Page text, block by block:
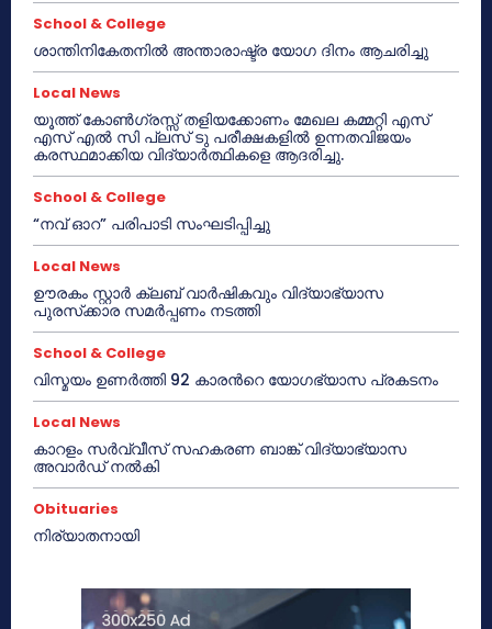
School & College
ശാന്തിനികേതനിൽ അന്താരാഷ്ട്ര യോഗ ദിനം ആചരിച്ചു
Local News
യൂത്ത് കോൺഗ്രസ്സ് തളിയക്കോണം മേഖല കമ്മറ്റി എസ്
എസ് എൽ സി പ്ലസ് ടു പരീക്ഷകളിൽ ഉന്നതവിജയം
കരസ്ഥമാക്കിയ വിദ്യാർത്ഥികളെ ആദരിച്ചു.
School & College
“നവ് ഓറ” പരിപാടി സംഘടിപ്പിച്ചു
Local News
ഊരകം സ്റ്റാർ ക്ലബ് വാർഷികവും വിദ്യാഭ്യാസ
പുരസ്‌ക്കാര സമർപ്പണം നടത്തി
School & College
വിസ്മയം ഉണർത്തി 92 കാരൻറെ യോഗഭ്യാസ പ്രകടനം
Local News
കാറളം സർവ്വീസ് സഹകരണ ബാങ്ക് വിദ്യാഭ്യാസ
അവാർഡ് നൽകി
Obituaries
നിര്യാതനായി